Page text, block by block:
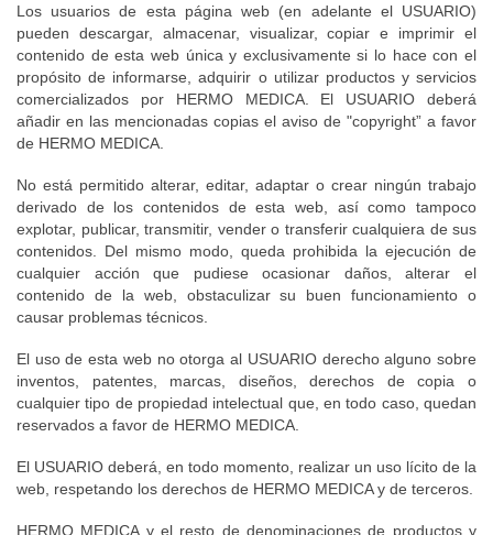
Los usuarios de esta página web (en adelante el USUARIO)
pueden descargar, almacenar, visualizar, copiar e imprimir el
contenido de esta web única y exclusivamente si lo hace con el
propósito de informarse, adquirir o utilizar productos y servicios
comercializados por HERMO MEDICA. El USUARIO deberá
añadir en las mencionadas copias el aviso de "copyright” a favor
de HERMO MEDICA.
No está permitido alterar, editar, adaptar o crear ningún trabajo
derivado de los contenidos de esta web, así como tampoco
explotar, publicar, transmitir, vender o transferir cualquiera de sus
contenidos. Del mismo modo, queda prohibida la ejecución de
cualquier acción que pudiese ocasionar daños, alterar el
contenido de la web, obstaculizar su buen funcionamiento o
causar problemas técnicos.
El uso de esta web no otorga al USUARIO derecho alguno sobre
inventos, patentes, marcas, diseños, derechos de copia o
cualquier tipo de propiedad intelectual que, en todo caso, quedan
reservados a favor de HERMO MEDICA.
El USUARIO deberá, en todo momento, realizar un uso lícito de la
web, respetando los derechos de HERMO MEDICA y de terceros.
HERMO MEDICA y el resto de denominaciones de productos y